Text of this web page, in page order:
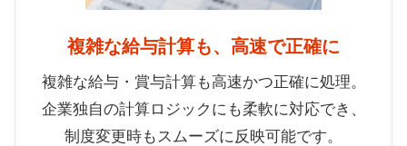
複雑な給与計算も、高速で正確に
複雑な給与・賞与計算も高速かつ正確に処理。
企業独自の計算ロジックにも柔軟に対応でき、
制度変更時もスムーズに反映可能です。